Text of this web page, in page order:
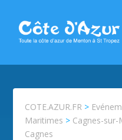
COTE.AZUR.FR >
Maritimes > Cagnes-sur-
Cagnes